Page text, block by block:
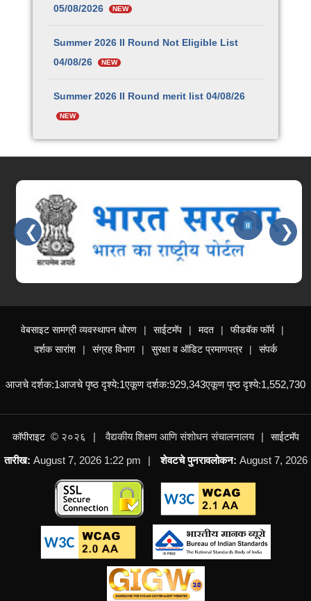
05/08/2026
NEW
Summer 2026 II Round Not Eligible List
04/08/26
NEW
Summer 2026 II Round merit list 04/08/26
NEW
छत्रपती संभाजी महाराज शासकीय वैद्यकीय महाविद्यालय व
रुग्णालय, सातारा येथील प्राध्यापक, सहयोगी प्राध्यापक,
सहायक प्राध्यापक व कनिष्ठ निवासी-१२३ पदांची भरती
NEW
वाहन चालक चाचणी सूचना व यादी – प्रादेशिक कार्यालय
❮ ❯
वेबसाइट सामग्री व्यवस्थापन धोरण साईटमॅप मदत
फीडबॅक फॉर्म
दर्शक सारांश
संग्रह विभाग सुरक्षा व ऑडिट प्रमाणपत्र संपर्क
आजचे दर्शक:1आजचे पृष्ठ दृश्ये:1एकूण दर्शक:929,343एकूण पृष्ठ दृश्ये:1,552,730
कॉपीराइट© २०२६ वैद्यकीय शिक्षण आणि संशोधन संचालनालय साईटमॅप
तारीख: August 7, 2026 1:22 pm शेवटचे पुनरावलोकन: August 7, 2026